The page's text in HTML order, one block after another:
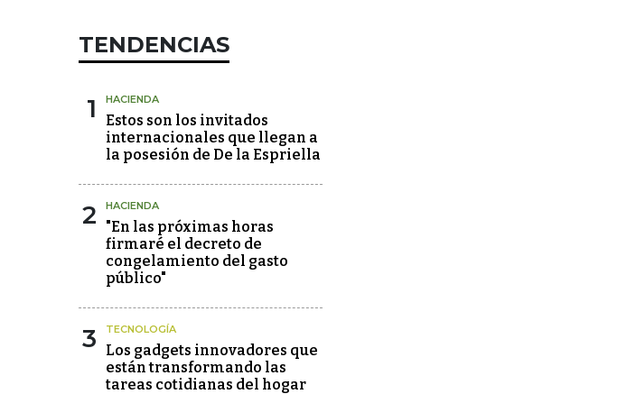
TENDENCIAS
1 HACIENDA
Estos son los invitados
internacionales que llegan a
la posesión de De la Espriella
2 HACIENDA
"En las próximas horas
firmaré el decreto de
congelamiento del gasto
público"
3 TECNOLOGÍA
Los gadgets innovadores que
están transformando las
tareas cotidianas del hogar